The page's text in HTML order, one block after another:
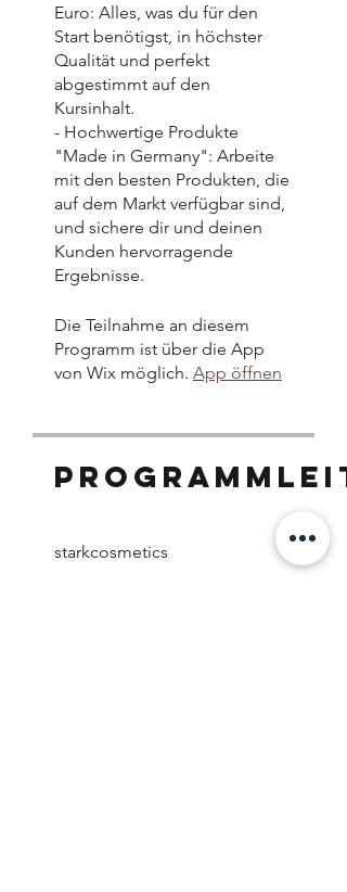
Euro: Alles, was du für den
Start benötigst, in höchster
Qualität und perfekt
abgestimmt auf den
Kursinhalt.
- Hochwertige Produkte
"Made in Germany": Arbeite
mit den besten Produkten, die
auf dem Markt verfügbar sind,
und sichere dir und deinen
Kunden hervorragende
Ergebnisse.
Die Teilnahme an diesem
Programm ist über die App
von Wix möglich. App öffnen
starkcosmetics